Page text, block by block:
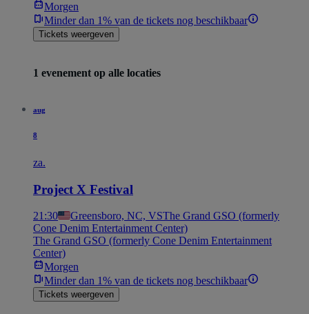
Morgen
Minder dan 1% van de tickets nog beschikbaar
Tickets weergeven
1 evenement op alle locaties
aug
8
za.
Project X Festival
21:30 Greensboro, NC, VSThe Grand GSO (formerly
Cone Denim Entertainment Center)
The Grand GSO (formerly Cone Denim Entertainment
Center)
Morgen
Minder dan 1% van de tickets nog beschikbaar
Tickets weergeven